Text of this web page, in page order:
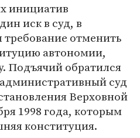
инициатив
иск в суд, в
отменить
автономии,
Подъячий обратился
суд
Верховной
1998 года, которым
конституция.